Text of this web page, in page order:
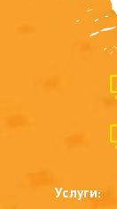
Услуги: